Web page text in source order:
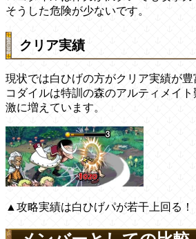
そうした危険が少ないです。
クリア実績
現状では白ひげの方がクリア実績が
コダイルは特訓の森のアルティメイ
激に増えています。
▲攻略実績は白ひげパが若干上回る！